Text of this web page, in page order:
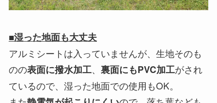
■湿った地面も大丈夫
アルミシートは入っていませんが、生地そのも
のの表面に撥水加工、 裏面にもPVC加工がされ
ているので、湿った地面での使用もOK。